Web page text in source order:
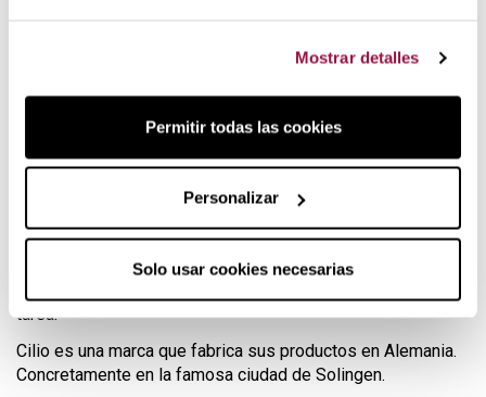
Mostrar detalles
Permitir todas las cookies
Personalizar
Solo usar cookies necesarias
sobre la mesa de trabajo por lo que
podemos moler con precisión y gracias al alto de sus
paredes, no se escaparán los ingredientes durante el
Utilízalo para picar todo tipo de especies, hasta las más
no retiene olores y saboresy se limpia muy fácilmente.
Si vas a cambiar de ingredientes, simplemente friégalo
tarea.
Cilio es una marca que fabrica sus productos en Alemania.
Concretamente en la famosa ciudad de Solingen.